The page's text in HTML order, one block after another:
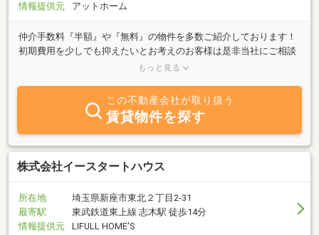
情報提供元
アットホーム
仲介手数料『半額』や『無料』の物件を多数ご紹介しております！
初期費用を少しでも抑えたいとお考えのお客様は是非当社にご相談
ください♪ご希望の物件が見つかるまで、とことんお手伝いいたし
もっと見る
この不動産会社が取り扱う
賃貸物件を探す
株式会社イースタートハウス
所在地
埼玉県新座市東北２丁目2-31
最寄駅
東武鉄道東上線 志木駅 徒歩14分
情報提供元
LIFULL HOME'S